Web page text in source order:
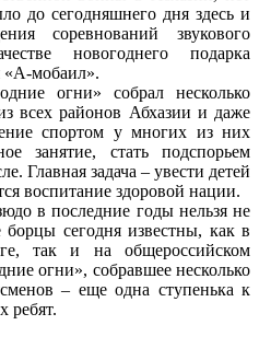
до сегодняшнего дня здесь и
соревнований звукового
новогоднего подарка
«А-мобаил».
огни» собрал несколько
всех районов Абхазии и даже
спортом у многих из них
занятие, стать подспорьем
Главная задача – увести детей
воспитание здоровой нации.
в последние годы нельзя не
сегодня известны, как в
так и на общероссийском
огни», собравшее несколько
– еще одна ступенька к
ребят.